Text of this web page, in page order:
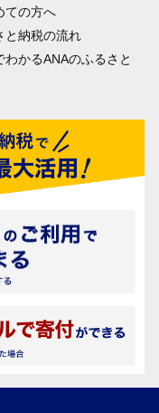
ての方へ
と納税の流れ
わかるANAのふるさと